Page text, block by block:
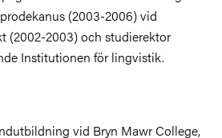
(2003-2006) vid
(2002-2003) och studierektor
Institutionen för lingvistik.
vid Bryn Mawr College,